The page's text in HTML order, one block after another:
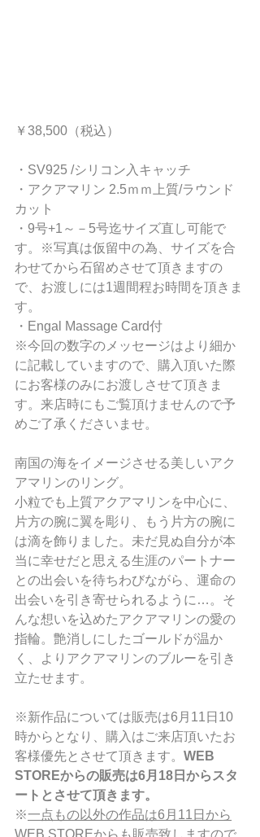
￥38,500（税込）
・SV925 /シリコン入キャッチ
・アクアマリン 2.5ｍｍ上質/ラウンド
カット
・9号+1～－5号迄サイズ直し可能で
す。※写真は仮留中の為、サイズを合
わせてから石留めさせて頂きますの
で、お渡しには1週間程お時間を頂きま
す。
・Engal Massage Card付
※今回の数字のメッセージはより細か
に記載していますので、購入頂いた際
にお客様のみにお渡しさせて頂きま
す。来店時にもご覧頂けませんので予
めご了承くださいませ。
南国の海をイメージさせる美しいアク
アマリンのリング。
小粒でも上質アクアマリンを中心に、
片方の腕に翼を彫り、もう片方の腕に
は滴を飾りました。未だ見ぬ自分が本
当に幸せだと思える生涯のパートナー
との出会いを待ちわびながら、運命の
出会いを引き寄せられるように…。そ
んな想いを込めたアクアマリンの愛の
指輪。艶消しにしたゴールドが温か
く、よりアクアマリンのブルーを引き
立たせます。
※新作品については販売は6月11日10
時からとなり、購入はご来店頂いたお
客様優先とさせて頂きます。 WEB
STOREからの販売は6月18日からスタ
ートとさせて頂きます。
※一点もの以外の作品は6月11日から
WEB STOREからも販売致しますので